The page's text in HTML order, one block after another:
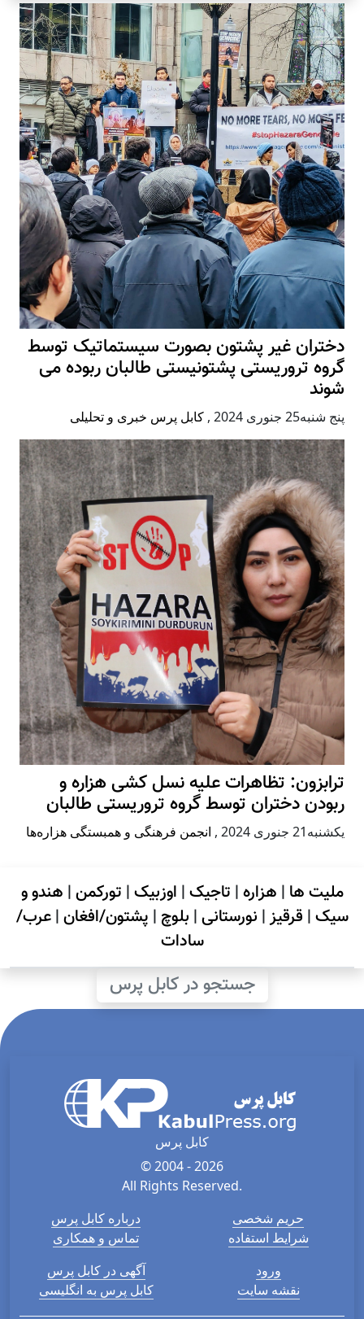
دختران غیر پشتون بصورت سیستماتیک توسط
گروه تروریستی پشتونیستی طالبان ربوده می
شوند
پنج شنبه25 جنوری 2024 , کابل پرس خبری و تحلیلی
ترابزون: تظاهرات علیه نسل کشی هزاره و
ربودن دختران توسط گروه تروریستی طالبان
يكشنبه21 جنوری 2024 , انجمن فرهنگی و همبستگی هزاره‌ها
ملیت ها | هزاره| تاجیک| اوزبیک| تورکمن| هندو و
سیک| قرقیز| نورستانی| بلوچ | پشتون/افغان|عرب/
سادات
جستجو در کابل پرس
کابل پرس
© 2004 - 2026
All Rights Reserved.
درباره کابل پرس
تماس و همکاری
حریم شخصی
شرایط استفاده
آگهی در کابل پرس
کابل پرس به انگلیسی
ورود
نقشه سایت